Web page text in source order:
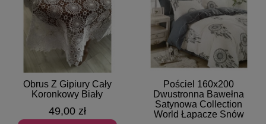
Szybki podgląd
Obrus Z Gipiury Cały
Koronkowy Biały
49,00 zł
Szybki podgląd
Pościel 160x200
Dwustronna Bawełna
Satynowa Collection
World Łapacze Snów